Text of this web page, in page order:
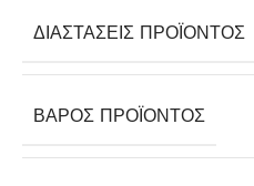
ΔΙΑΣΤΆΣΕΙΣ ΠΡΟΪΌΝΤΟΣ
ΒΆΡΟΣ ΠΡΟΪΌΝΤΟΣ